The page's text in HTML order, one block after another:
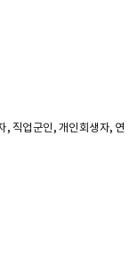
, 직업군인, 개인회생자, 연